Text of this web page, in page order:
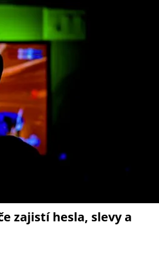
120 promění vaši kuchyň na italskou pizzerii
měli vědět milovníci technologií
zajistí hesla, slevy a